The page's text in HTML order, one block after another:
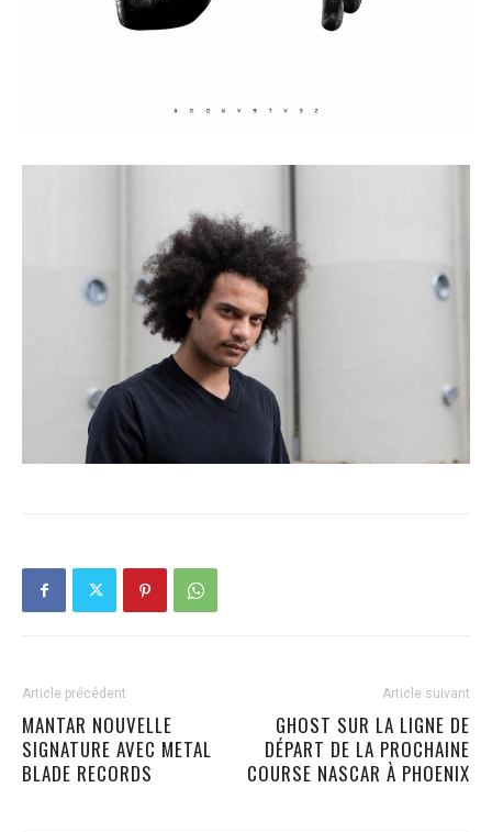
Article précédent
MANTAR NOUVELLE
SIGNATURE AVEC METAL
BLADE RECORDS
Article suivant
GHOST SUR LA LIGNE DE
DÉPART DE LA PROCHAINE
COURSE NASCAR À PHOENIX